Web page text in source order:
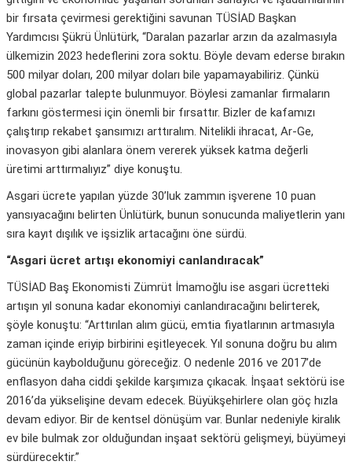
bir fırsata çevirmesi gerektiğini savunan TÜSİAD Başkan
Yardımcısı Şükrü Ünlütürk, “Daralan pazarlar arzın da azalmasıyla
ülkemizin 2023 hedeflerini zora soktu. Böyle devam ederse bırakın
500 milyar doları, 200 milyar doları bile yapamayabiliriz. Çünkü
global pazarlar talepte bulunmuyor. Böylesi zamanlar firmaların
farkını göstermesi için önemli bir fırsattır. Bizler de kafamızı
çalıştırıp rekabet şansımızı arttıralım. Nitelikli ihracat, Ar-Ge,
inovasyon gibi alanlara önem vererek yüksek katma değerli
üretimi arttırmalıyız” diye konuştu.
Asgari ücrete yapılan yüzde 30’luk zammın işverene 10 puan
yansıyacağını belirten Ünlütürk, bunun sonucunda maliyetlerin yanı
sıra kayıt dışılık ve işsizlik artacağını öne sürdü.
“Asgari ücret artışı ekonomiyi canlandıracak”
TÜSİAD Baş Ekonomisti Zümrüt İmamoğlu ise asgari ücretteki
artışın yıl sonuna kadar ekonomiyi canlandıracağını belirterek,
şöyle konuştu: “Arttırılan alım gücü, emtia fiyatlarının artmasıyla
zaman içinde eriyip birbirini eşitleyecek. Yıl sonuna doğru bu alım
gücünün kaybolduğunu göreceğiz. O nedenle 2016 ve 2017’de
enflasyon daha ciddi şekilde karşımıza çıkacak. İnşaat sektörü ise
2016’da yükselişine devam edecek. Büyükşehirlere olan göç hızla
devam ediyor. Bir de kentsel dönüşüm var. Bunlar nedeniyle kiralık
ev bile bulmak zor olduğundan inşaat sektörü gelişmeyi, büyümeyi
sürdürecektir.”